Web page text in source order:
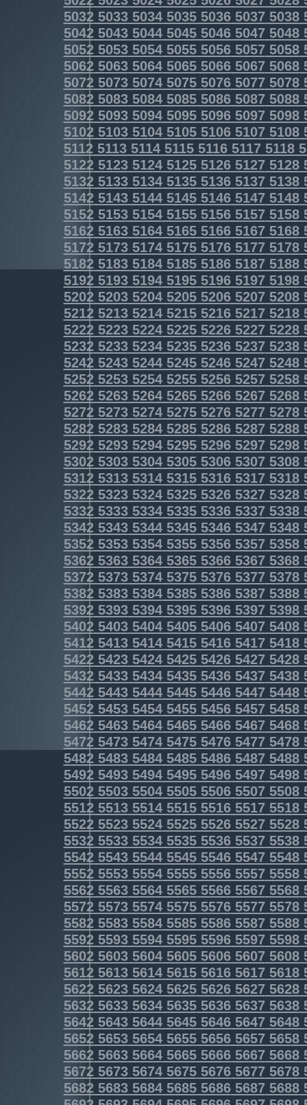
5032503350345035503650375038
5042504350445045504650475048
5052505350545055505650575058
5062506350645065506650675068
5072507350745075507650775078
5082508350845085508650875088
5092509350945095509650975098
5102510351045105510651075108
5112511351145115511651175118
5122512351245125512651275128
5132513351345135513651375138
5142514351445145514651475148
5152515351545155515651575158
5162516351645165516651675168
5172517351745175517651775178
5182518351845185518651875188
5192519351945195519651975198
5202520352045205520652075208
5212521352145215521652175218
5222522352245225522652275228
5232523352345235523652375238
5242524352445245524652475248
5252525352545255525652575258
5262526352645265526652675268
5272527352745275527652775278
5282528352845285528652875288
5292529352945295529652975298
5302530353045305530653075308
5312531353145315531653175318
5322532353245325532653275328
5332533353345335533653375338
5342534353445345534653475348
5352535353545355535653575358
5362536353645365536653675368
5372537353745375537653775378
5382538353845385538653875388
5392539353945395539653975398
5402540354045405540654075408
5412541354145415541654175418
5422542354245425542654275428
5432543354345435543654375438
5442544354445445544654475448
5452545354545455545654575458
5462546354645465546654675468
5472547354745475547654775478
5482548354845485548654875488
5492549354945495549654975498
5502550355045505550655075508
5512551355145515551655175518
5522552355245525552655275528
5532553355345535553655375538
5542554355445545554655475548
5552555355545555555655575558
5562556355645565556655675568
5572557355745575557655775578
5582558355845585558655875588
5592559355945595559655975598
5602560356045605560656075608
5612561356145615561656175618
5622562356245625562656275628
5632563356345635563656375638
5642564356445645564656475648
5652565356545655565656575658
5662566356645665566656675668
5672567356745675567656775678
5682568356845685568656875688